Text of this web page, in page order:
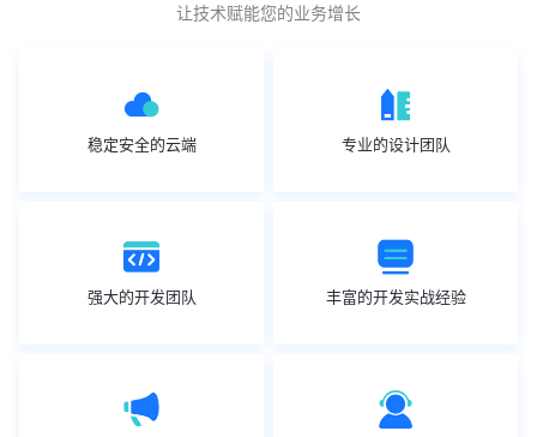
让技术赋能您的业务增长
稳定安全的云端 专业的设计团队
强大的开发团队 丰富的开发实战经验